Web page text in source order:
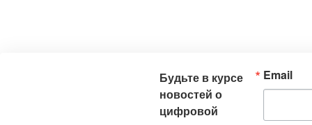
Будьте в курсе
новостей о
цифровой
Email